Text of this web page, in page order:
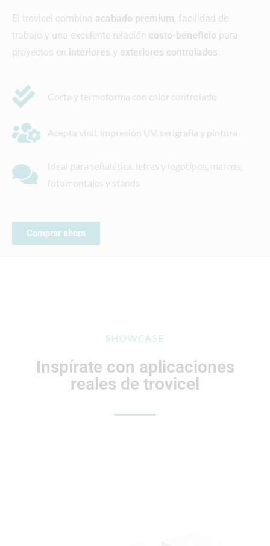
El trovicel combina acabado premium, facilidad de
trabajo y una excelente relación costo-beneficio para
proyectos en interiores y exteriores controlados
Corta y termoforma con calor controlado
Acepta vinil, impresión UV, serigrafía y pintura
Ideal para señalética, letras y logotipos, marcos,
fotomontajes y stands
Comprar ahora
SHOWCASE
Inspírate con aplicaciones
reales de trovicel